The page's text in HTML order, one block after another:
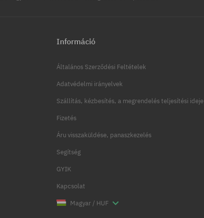
Információ
Általános Szerződési Feltételek
Adatvédelmi irányelvek
Szállítás, kézbesítés, a megrendelés teljesítési ideje
Fizetés
Áru visszaküldése, panaszkezelés
Segítség
GYIK
Kapcsolat
Magyar / HUF